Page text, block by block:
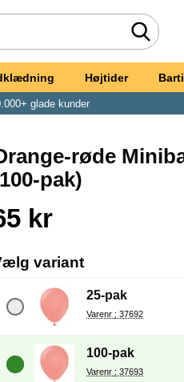
Højtider
glade kunder
(100-pak) som favorit
røde
pak)
kr
variant, (Valg af en
25-pak
Varenr : 37692
100-pak
Varenr : 37693